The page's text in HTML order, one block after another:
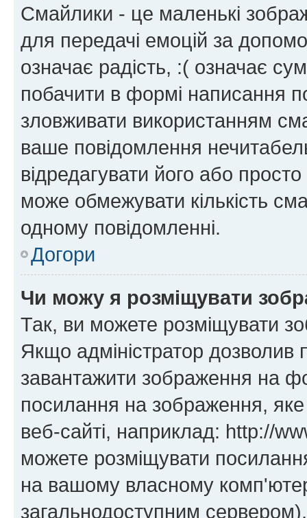
Смайлики - це маленькі
для передачі емоцій за
означає радість, :( означає
побачити в формі написання
зловживати використанням
ваше повідомлення
відредагувати його або
може обмежувати кількість
одному повідомленні.
Догори
Чи можу я розміщувати
Так, ви можете розміщувати
Якщо адміністратор
завантажити зображення на
посилання на зображення, яке
веб-сайті, наприклад: http://
можете розміщувати
на вашому власному
загальнодоступним